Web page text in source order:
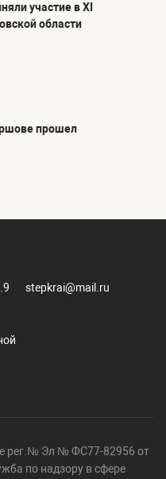
участие в XI
области
прошел
stepkrai@mail.ru
рег.№ Эл № ФС77-82956 от
по надзору в сфере